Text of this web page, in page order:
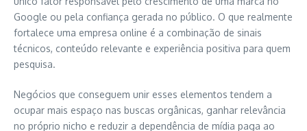
Google ou pela confiança gerada no público. O que realmente
fortalece uma empresa online é a combinação de sinais
técnicos, conteúdo relevante e experiência positiva para quem
pesquisa.
Negócios que conseguem unir esses elementos tendem a
ocupar mais espaço nas buscas orgânicas, ganhar relevância
no próprio nicho e reduzir a dependência de mídia paga ao